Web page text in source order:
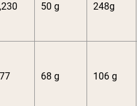
50 g 248g
68 g 106 g